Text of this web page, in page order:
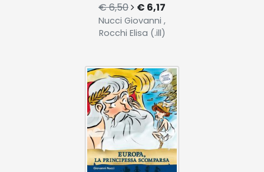
€ 6,50 € 6,17
Nucci Giovanni ,
Rocchi Elisa (.ill)